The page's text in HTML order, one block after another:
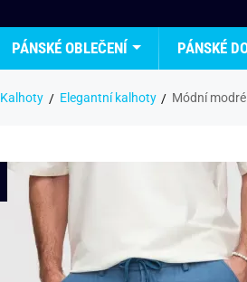
PÁNSKÉ OBLEČENÍ PÁNSKÉ
Kalhoty Elegantní kalhoty Módní